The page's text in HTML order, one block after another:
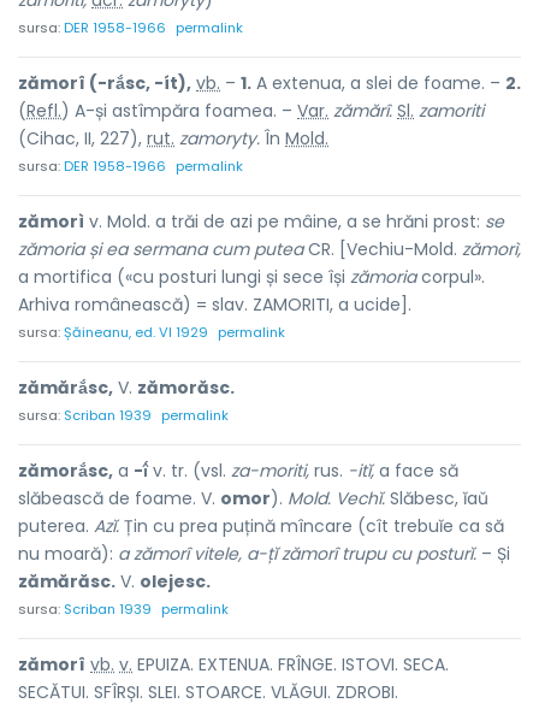
sursa:DER 1958-1966 permalink
zămorî (-rắsc, -ít), vb. – 1. A extenua, a slei de foame. – 2.
(Refl.) A-și astîmpăra foamea. – Var. zămărî. Sl. zamoriti
(Cihac, II, 227), rut. zamoryty. În Mold.
sursa:DER 1958-1966 permalink
zămorì v. Mold. a trăi de azi pe mâine, a se hrăni prost: se
zămoria și ea sermana cum puteaCR. [Vechiu-Mold. zămorì,
a mortifica («cu posturi lungi și sece își zămoriacorpul».
Arhiva românească) = slav. ZAMORITI, a ucide].
sursa:Șăineanu, ed. VI 1929 permalink
zămărắsc, V. zămorăsc.
sursa: Scriban 1939 permalink
zămorắsc, a -î́v. tr. (vsl. za-moriti, rus. -itĭ, a face să
slăbească de foame. V. omor). Mold. Vechĭ. Slăbesc, ĭaŭ
puterea. Azĭ. Țin cu prea puțină mîncare (cît trebuĭe ca să
nu moară): a zămorî vitele, a-țĭ zămorî trupu cu posturĭ. – Și
zămărăsc. V. olejesc.
sursa: Scriban 1939 permalink
zămorî vb. v. EPUIZA. EXTENUA. FRÎNGE. ISTOVI. SECA.
SECĂTUI. SFÎRȘI. SLEI. STOARCE. VLĂGUI. ZDROBI.